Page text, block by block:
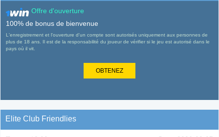
Offre d'ouverture
100% de bonus de bienvenue
L'enregistrement et l'ouverture d'un compte sont autorisés uniquement aux personnes de
plus de 18 ans. Il est de la responsabilité du joueur de vérifier si le jeu est autorisé dans le
pays où il vit.
OBTENEZ
Elite Club Friendlies